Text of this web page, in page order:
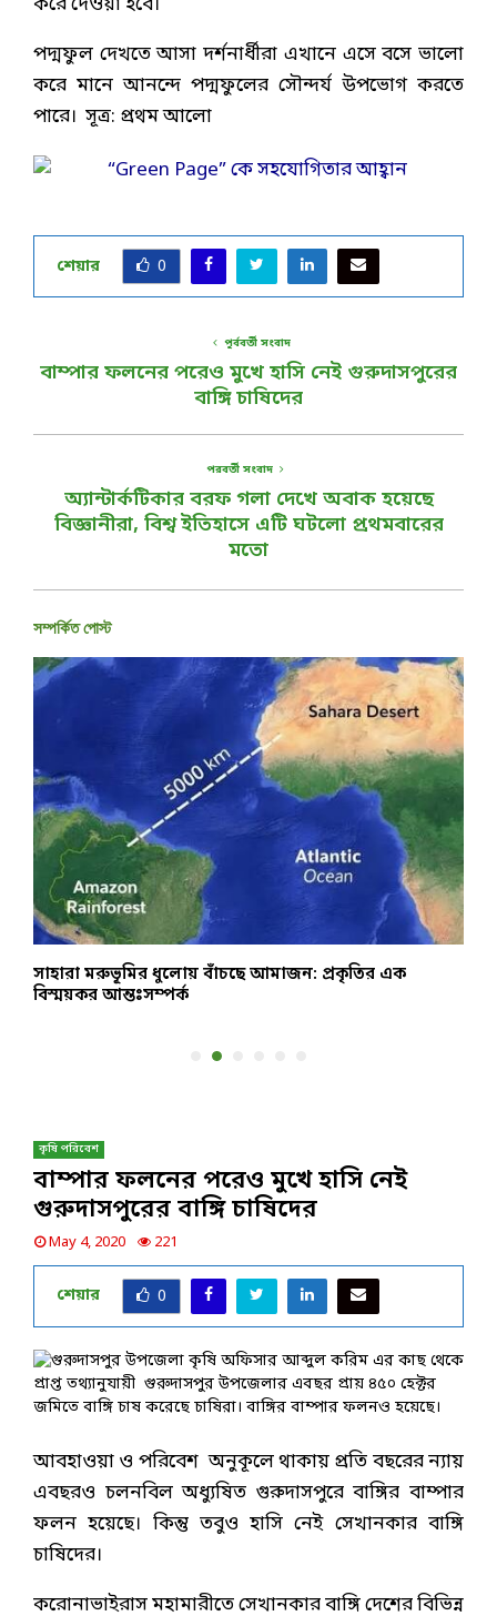
পদ্মফুল দেখতে আসা দর্শনার্ধীরা এখানে এসে বসে ভালো
করে মানে আনন্দে পদ্মফুলের সৌন্দর্য উপভোগ করতে
পারে। সূত্র: প্রথম আলো
শেয়ার 0
পূর্ববর্তী সংবাদ
বাম্পার ফলনের পরেও মুখে হাসি নেই গুরুদাসপুরের
বাঙ্গি চাষিদের
পরবর্তী সংবাদ
অ্যান্টার্কটিকার বরফ গলা দেখে অবাক হয়েছে
বিজ্ঞানীরা, বিশ্ব ইতিহাসে এটি ঘটলো প্রথমবারের
মতো
সম্পর্কিত পোস্ট
সাহারা মরুভূমির ধুলোয় বাঁচছে আমাজন: প্রকৃতির এক
বিস্ময়কর আন্তঃসম্পর্ক
কৃষি পরিবেশ
বাম্পার ফলনের পরেও মুখে হাসি নেই
গুরুদাসপুরের বাঙ্গি চাষিদের
May 4, 2020 221
শেয়ার 0
আবহাওয়া ও পরিবেশ অনুকূলে থাকায় প্রতি বছরের ন্যায়
এবছরও চলনবিল অধ্যুষিত গুরুদাসপুরে বাঙ্গির বাম্পার
ফলন হয়েছে। কিন্তু তবুও হাসি নেই সেখানকার বাঙ্গি
চাষিদের।
করোনাভাইরাস মহামারীতে সেখানকার বাঙ্গি দেশের বিভিন্ন